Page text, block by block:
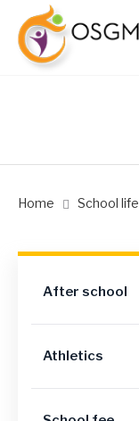
Home School life
After school
Athletics